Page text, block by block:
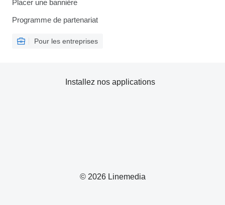
Placer une bannière
Programme de partenariat
Pour les entreprises
© 2026 Linemedia
Installez nos applications